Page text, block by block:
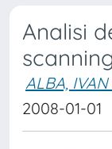
Analisi
ALBA,
2008-01-01